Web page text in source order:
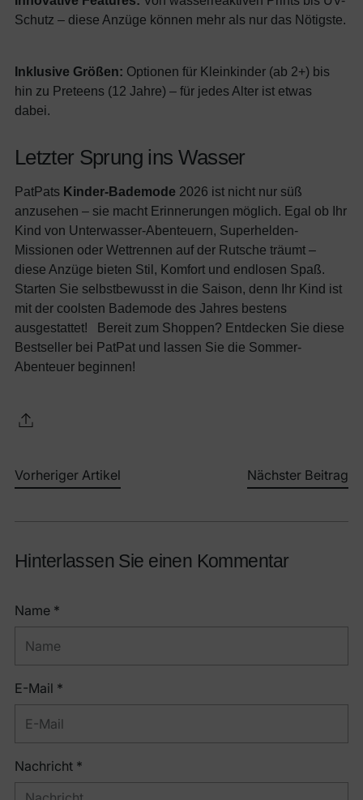
Schutz – diese Anzüge können mehr als nur das Nötigste.
Inklusive Größen: Optionen für Kleinkinder (ab 2+) bis
hin zu Preteens (12 Jahre) – für jedes Alter ist etwas
dabei.
Letzter Sprung ins Wasser
PatPats Kinder-Bademode 2026 ist nicht nur süß
anzusehen – sie macht Erinnerungen möglich. Egal ob Ihr
Kind von Unterwasser-Abenteuern, Superhelden-
Missionen oder Wettrennen auf der Rutsche träumt –
diese Anzüge bieten Stil, Komfort und endlosen Spaß.
Starten Sie selbstbewusst in die Saison, denn Ihr Kind ist
mit der coolsten Bademode des Jahres bestens
ausgestattet! Bereit zum Shoppen? Entdecken Sie diese
Bestseller bei PatPat und lassen Sie die Sommer-
Abenteuer beginnen!
Vorheriger Artikel Nächster Beitrag
Hinterlassen Sie einen Kommentar
Name *
E-Mail *
Nachricht *